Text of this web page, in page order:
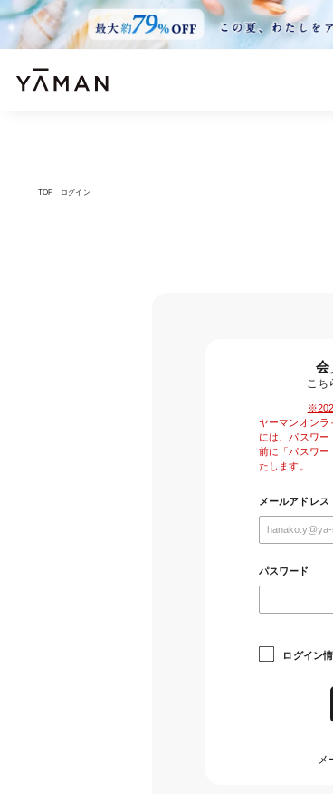
TOP ログイン
会
こち
ヤーマンオンラ
には、パスワー
前に「パスワ
たします。
メールアドレス
パスワード
ログイン
メ